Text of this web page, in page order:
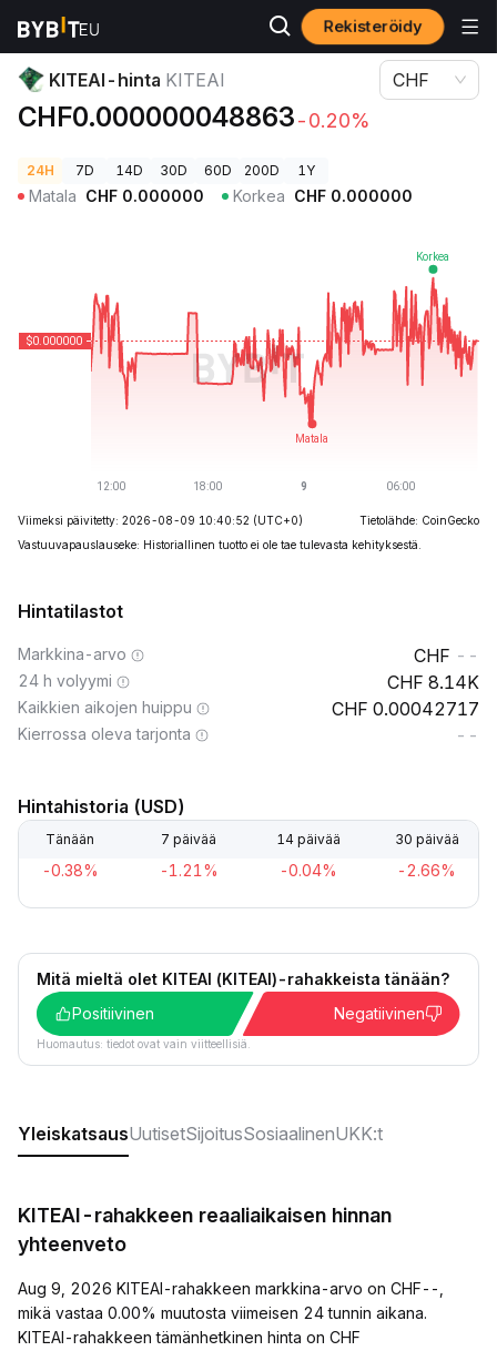
Rekisteröidy
Kryptohinnat
KITEAI-hinta KITEAI
CHF0.000000048863-0.20%
CHF
24H 7D 14D 30D 60D 200D 1Y
Matala CHF 0.000000 Korkea CHF 0.000000
Viimeksi päivitetty: 2026-08-09 10:40:52 (UTC+0)
Tietolähde: CoinGecko
Vastuuvapauslauseke: Historiallinen tuotto ei ole tae tulevasta kehityksestä.
Hintatilastot
Markkina-arvo --
24 h volyymi 8.14K
Kaikkien aikojen huippu 0.00042717
Kierrossa oleva tarjonta --
Hintahistoria (USD)
Tänään 7 päivää 14 päivää 30 päivää
-0.38% -1.21% -0.04% -2.66%
Mitä mieltä olet KITEAI (KITEAI)-rahakkeista tänään?
Positiivinen
Negatiivinen
Huomautus: tiedot ovat vain viitteellisiä.
YleiskatsausUutisetSijoitusSosiaalinenUKK:t
KITEAI-rahakkeen reaaliaikaisen hinnan
yhteenveto
Aug 9, 2026 KITEAI-rahakkeen markkina-arvo on CHF--,
mikä vastaa 0.00% muutosta viimeisen 24 tunnin aikana.
KITEAI-rahakkeen tämänhetkinen hinta on CHF